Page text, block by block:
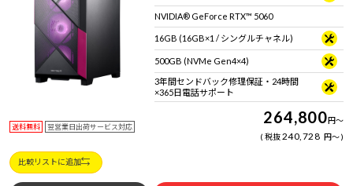
NVIDIA® GeForce RTX™ 5060
16GB (16GB×1 / シングルチャネル)
500GB (NVMe Gen4×4)
3年間センドバック修理保証・24時間
×365日電話サポート
送料無料 翌営業日出荷サービス対応 264,800円～
税抜240,728 円～
比較リストに追加